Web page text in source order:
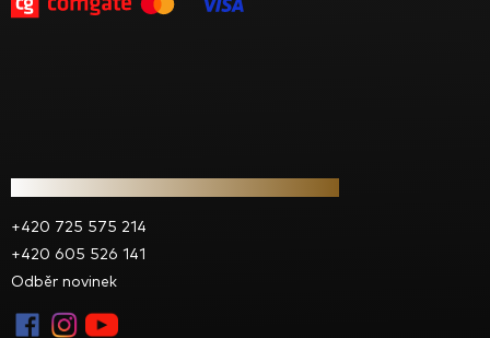
+420 725 575 214
+420 605 526 141
Odběr novinek